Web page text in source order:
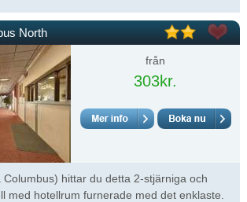
North
från
303kr.
Columbus) hittar du detta 2-stjärniga och
med hotellrum furnerade med det enklaste.